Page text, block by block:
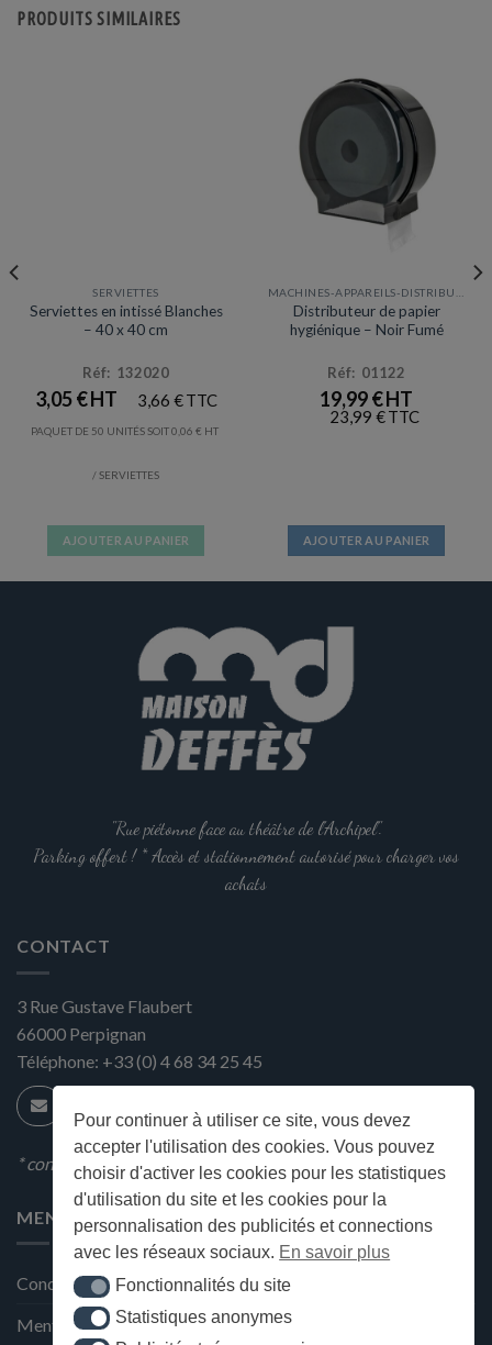
Pour continuer à utiliser ce site, vous devez
accepter l'utilisation des cookies. Vous pouvez
choisir d'activer les cookies pour les statistiques
d'utilisation du site et les cookies pour la
personnalisation des publicités et connections
avec les réseaux sociaux. En savoir plus
Fonctionnalités du site
Fonctionnalités du site
Statistiques anonymes
Statistiques anonymes
PRODUITS SIMILAIRES
Prix en baisse
SERVIETTES
Serviettes en intissé Blanches
– 40 x 40 cm
Réf: 132020
3,05€ 3,66 €
PAQUET DE 50 UNITÉS SOIT0,06 €
/ SERVIETTES
AJOUTER AU PANIER
Distributeur de papier
hygiénique – Noir Fumé
Réf: 01122
19,99€
23,99 €
AJOUTER AU PANIER
"Rue piétonne face au théâtre de l'Archipel".
Parking offert ! * Accès et stationnement autorisé pour charger vos
achats
CONTACT
3 Rue Gustave Flaubert
66000 Perpignan
Téléphone: +33 (0) 4 68 34 25 45
* condition en magasin
MENU
Conditions générales de ventes
Mentions Légales et Politique de confidentialité